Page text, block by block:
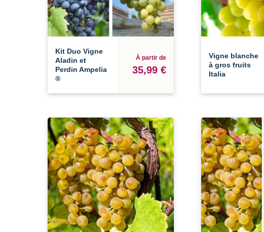
Kit Duo Vigne
Aladin et
Perdin Ampelia
®
À partir de
35,99 €
Vigne blanche
à gros fruits
Italia